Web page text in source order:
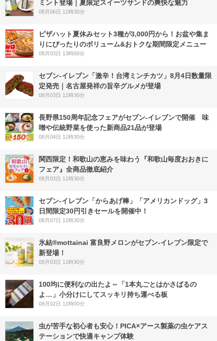
ミント登場｜夏限定スイーツサンドの爽快な魅力
08月06日 11時30分
ピザハット夏休みセット3種が3,000円から！お盆や集ま
りにぴったりのボリューム&おトクな期間限定メニュー
08月03日 13時00分
セブン-イレブン「激辛！台湾ミンチカツ」8月4日数量限
定発売｜名古屋発祥の旨辛グルメが登場
08月03日 11時30分
長野県150周年記念フェアがセブン-イレブンで開催 味
噌や伝統野菜を使った新商品21品が登場
08月04日 11時30分
関西限定！和歌山の恵みを味わう『和歌山毎度おおきに
フェア』全商品徹底紹介
08月03日 11時30分
セブン‐イレブン「からあげ棒」「アメリカンドッグ」3
日間限定30円引きセールを開催中！
08月07日 11時30分
氷結®mottainai 富良野メロンがセブン‐イレブン限定で
新登場！
08月03日 11時30分
100均に便利なの出たよ～「1本丸ごとはかさばるの
よ…」小分けにしてスッキリ持ち運べる板
08月02日 11時00分
虫が苦手な初心者も安心！PICA×アース製薬の虫ケアス
テーションで快適キャンプ体験